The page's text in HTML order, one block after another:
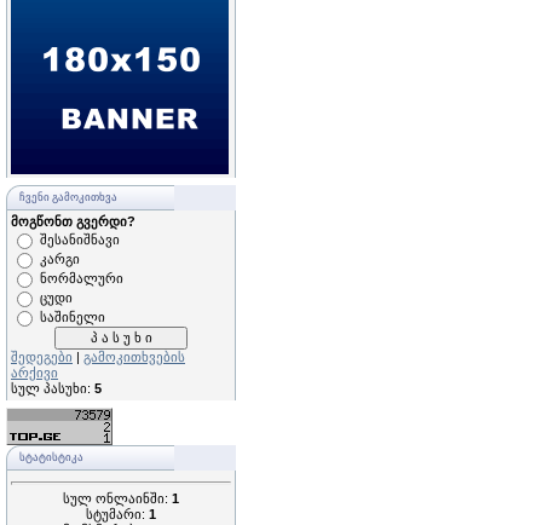
ᲩᲕᲔᲜᲘ ᲒᲐᲛᲝᲙᲘᲗᲮᲕᲐ
მოგწონთ გვერდი?
შესანიშნავი
კარგი
ნორმალური
ცუდი
საშინელი
შედეგები | გამოკითხვების
არქივი
სულ პასუხი: 5
ᲡᲢᲐᲢᲘᲡᲢᲘᲙᲐ
სულ ონლაინში: 1
სტუმარი: 1